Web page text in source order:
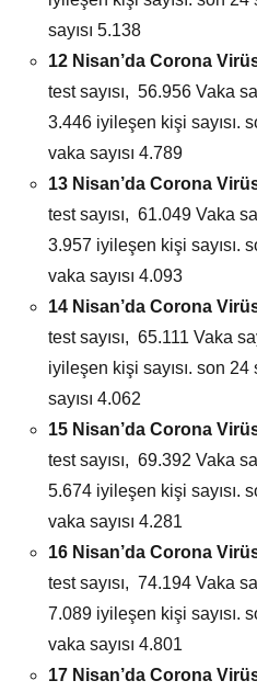
sayısı 5.138
12 Nisan’da Corona Virüs
test sayısı, 56.956 Vaka
3.446 iyileşen kişi sayısı.
vaka sayısı 4.789
13 Nisan’da Corona Virüs
test sayısı, 61.049 Vaka
3.957 iyileşen kişi sayısı.
vaka sayısı 4.093
14 Nisan’da Corona Virüs
test sayısı, 65.111 Vaka
iyileşen kişi sayısı. son
sayısı 4.062
15 Nisan’da Corona Virüs
test sayısı, 69.392 Vaka
5.674 iyileşen kişi sayısı.
vaka sayısı 4.281
16 Nisan’da Corona Virüs
test sayısı, 74.194 Vaka
7.089 iyileşen kişi sayısı.
vaka sayısı 4.801
17 Nisan’da Corona Virüs